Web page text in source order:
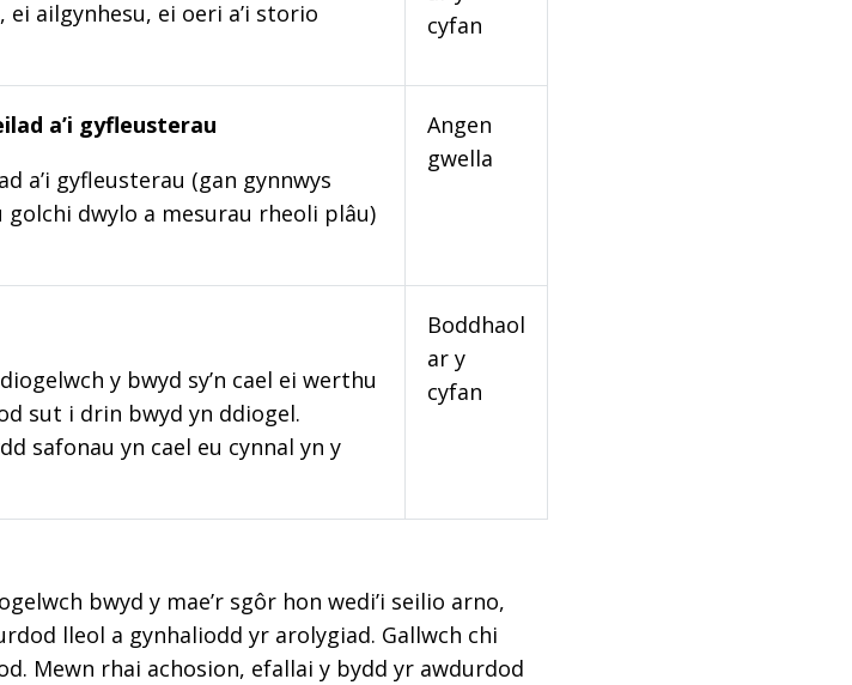
ailgynhesu, ei oeri a’i storio
cyfan
a’i gyfleusterau
a’i gyfleusterau (gan gynnwys
dwylo a mesurau rheoli plâu)
Angen
gwella
y bwyd sy’n cael ei werthu
sut i drin bwyd yn ddiogel.
safonau yn cael eu cynnal yn y
Boddhaol
ar y
cyfan
bwyd y mae’r sgôr hon wedi’i seilio arno,
lleol a gynhaliodd yr arolygiad. Gallwch chi
Mewn rhai achosion, efallai y bydd yr awdurdod